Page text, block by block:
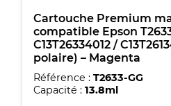
-
Jaune
Cartouche Premium
compatible Epson
C13T26334012 /
polaire) – Magenta
Référence : T2633-GG
Capacité : 13.8ml